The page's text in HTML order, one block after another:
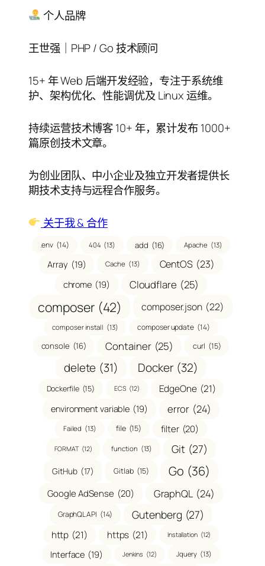
录 个人品牌
王世强｜PHP / Go 技术顾问
15+ 年 Web 后端开发经验，专注于系统维
护、架构优化、性能调优及 Linux 运维。
持续运营技术博客 10+ 年，累计发布 1000+
篇原创技术文章。
为创业团队、中小企业及独立开发者提供长
期技术支持与远程合作服务。
关于我 & 合作
.env (14) 404 (13) add (16) Apache (13)
Array (19) Cache (13) CentOS (23)
chrome (19) Cloudflare (25)
composer (42) composer.json (22)
composer install (13) composer update (14)
console (16) Container (25) curl (15)
delete (31) Docker (32)
Dockerfile (15) ECS (12) EdgeOne (21)
environment variable (19) error (24)
Failed (13) file (15) filter (20)
FORMAT (12) function (13) Git (27)
GitHub (17) Gitlab (15) Go (36)
Google AdSense (20) GraphQL (24)
GraphQL API (14) Gutenberg (27)
http (21) https (21) Installation (12)
Interface (19) Jenkins (12) Jquery (13)